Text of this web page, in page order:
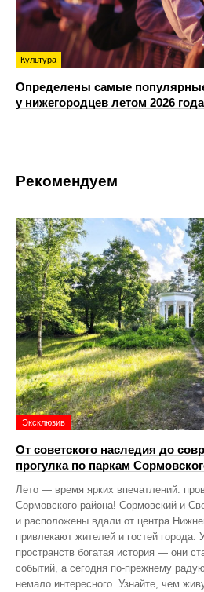
Культура
Определены самые
у нижегородцев летом 2026 года
Рекомендуем
Эксклюзив
От советского наследия до
прогулка по паркам
Лето — время ярких впечатлений:
Сормовского района! Сормовский и
и расположены вдали от центра
привлекают жителей и гостей города.
пространств богатая история — они
событий, а сегодня по‑прежнему
немало интересного. Узнайте, чем